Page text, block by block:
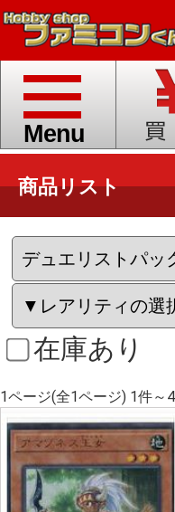
toggle
navigation
Menu
商品リスト
在庫あり
1ページ(全1ページ) 1件～